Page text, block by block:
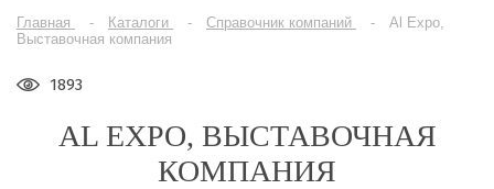
Главная Каталоги Справочник компаний
Al Expo,
Выставочная компания
1893
AL EXPO, ВЫСТАВОЧНАЯ
КОМПАНИЯ